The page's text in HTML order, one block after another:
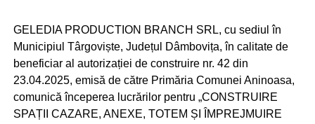
GELEDIA PRODUCTION BRANCH SRL, cu sediul în
Municipiul Târgoviște, Județul Dâmbovița, în calitate de
beneficiar al autorizației de construire nr. 42 din
23.04.2025, emisă de către Primăria Comunei Aninoasa,
comunică începerea lucrărilor pentru „CONSTRUIRE
SPAȚII CAZARE, ANEXE, TOTEM ȘI ÎMPREJMUIRE